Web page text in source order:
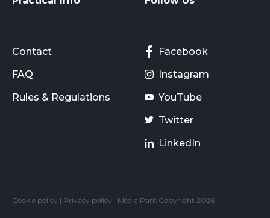
Contact
FAQ
Rules & Regulations
Facebook
Instagram
YouTube
Twitter
LinkedIn
Cookie policy | Privacy policy | Media Park Copyright 2026